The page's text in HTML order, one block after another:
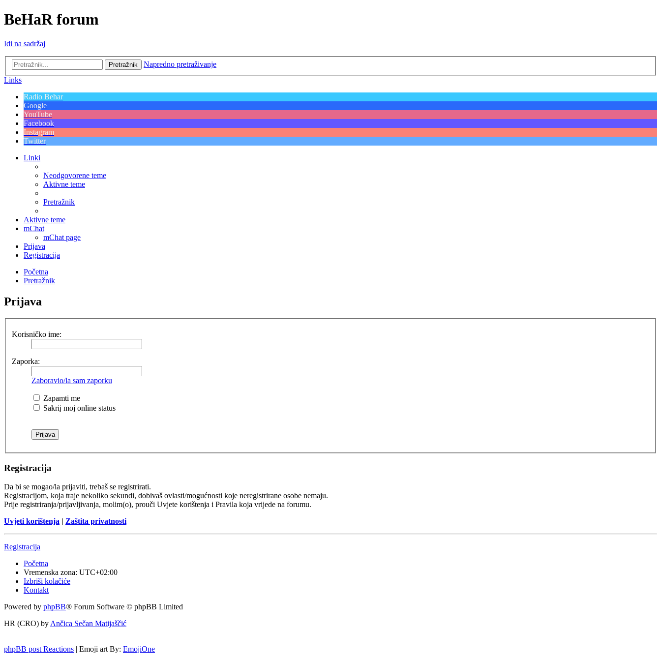
BeHaR forum
Idi na sadržaj
Pretražnik
Napredno pretraživanje
Links
Radio Behar
Google
YouTube
Facebook
Instagram
Twitter
Linki
Neodgovorene teme
Aktivne teme
Pretražnik
Aktivne teme
mChat
mChat page
Prijava
Registracija
Početna
Pretražnik
Prijava
Korisničko ime:
Zaporka:
Zaboravio/la sam zaporku
Zapamti me
Sakrij moj online status
Registracija
Da bi se mogao/la prijaviti, trebaš se registrirati.
Registracijom, koja traje nekoliko sekundi, dobivaš ovlasti/mogućnosti koje neregistrirane osobe nemaju.
Prije registriranja/prijavljivanja, molim(o), prouči Uvjete korištenja i Pravila koja vrijede na forumu.
Uvjeti korištenja | Zaštita privatnosti
Registracija
Početna
Vremenska zona: UTC+02:00
Izbriši kolačiće
Kontakt
Powered by phpBB® Forum Software © phpBB Limited
HR (CRO) by Ančica Sečan Matijaščić
phpBB post Reactions | Emoji art By: EmojiOne